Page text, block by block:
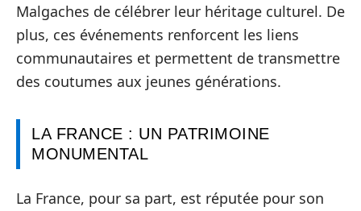
Malgaches de célébrer leur héritage culturel. De
plus, ces événements renforcent les liens
communautaires et permettent de transmettre
des coutumes aux jeunes générations.
LA FRANCE : UN PATRIMOINE
MONUMENTAL
La France, pour sa part, est réputée pour son